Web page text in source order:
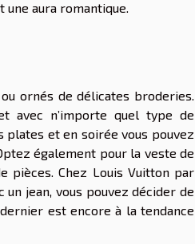
aura romantique.
ornés de délicates broderies.
avec n’importe quel type de
plates et en soirée vous pouvez
également pour la veste de
pièces. Chez Louis Vuitton par
jean, vous pouvez décider de
est encore à la tendance